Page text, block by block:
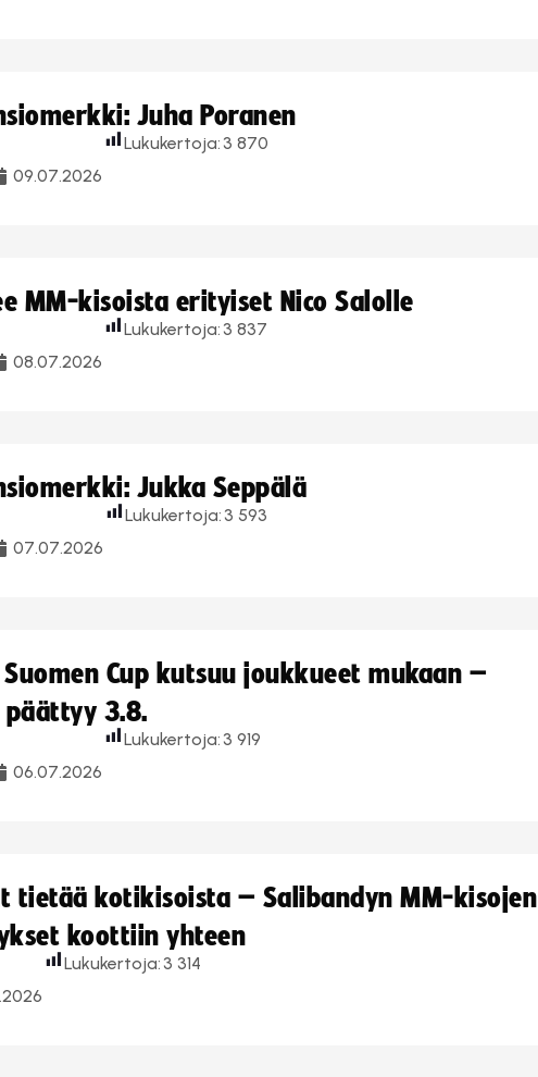
Juha Poranen
09.07.2026
Lukukertoja: 3 870
MM-kisoista erityiset Nico Salolle
08.07.2026
Lukukertoja: 3 837
Jukka Seppälä
07.07.2026
Lukukertoja: 3 593
Cup kutsuu joukkueet mukaan –
3.8.
06.07.2026
Lukukertoja: 3 919
tietää kotikisoista – Salibandyn MM-kisojen
koottiin yhteen
Lukukertoja: 3 314